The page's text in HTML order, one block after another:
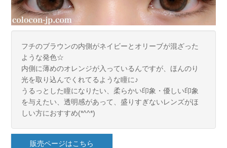
フチのブラウンの内側がネイビーとオリーブが混ざった
ような発色☆
内側に薄めのオレンジが入っているんですが、ほんのり
光を取り込んでくれてるような瞳に♪
うるっとした瞳になりたい、柔らかい印象・優しい印象
を与えたい、透明感があって、盛りすぎないレンズがほ
しい方におすすめ(*^^*)
販売ページはこちら